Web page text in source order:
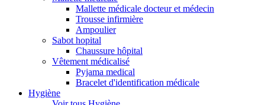
Mallette médicale docteur et médecin
Trousse infirmière
Ampoulier
Sabot hopital
Chaussure hôpital
Vêtement médicalisé
Pyjama medical
Bracelet d'identification médicale
Hygiène